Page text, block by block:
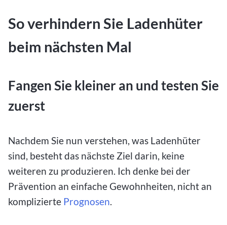
So verhindern Sie Ladenhüter
beim nächsten Mal
Fangen Sie kleiner an und testen Sie
zuerst
Nachdem Sie nun verstehen, was Ladenhüter
sind, besteht das nächste Ziel darin, keine
weiteren zu produzieren. Ich denke bei der
Prävention an einfache Gewohnheiten, nicht an
komplizierte Prognosen.